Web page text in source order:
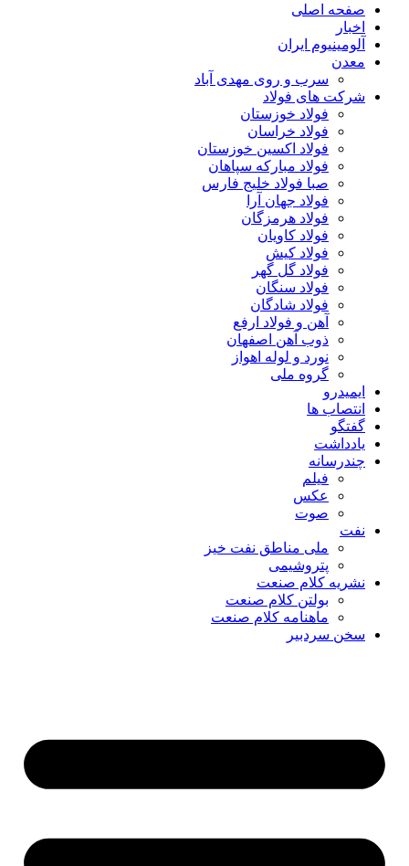
صفحه اصلی
اخبار
آلومینیوم ایران
معدن
سرب و روی مهدی آباد
شرکت های فولاد
فولاد خوزستان
فولاد خراسان
فولاد اکسین خوزستان
فولاد مبارکه سپاهان
صبا فولاد خلیج فارس
فولاد جهان آرا
فولاد هرمزگان
فولاد کاویان
فولاد کیش
فولاد گل گهر
فولاد سنگان
فولاد شادگان
آهن و فولاد ارفع
ذوب آهن اصفهان
نورد و لوله اهواز
گروه ملی
ایمیدرو
انتصاب ها
گفتگو
یادداشت
چندرسانه
فیلم
عکس
صوت
نفت
ملی مناطق نفت خیز
پتروشیمی
نشریه کلام صنعت
بولتن کلام صنعت
ماهنامه کلام صنعت
سخن سردبیر